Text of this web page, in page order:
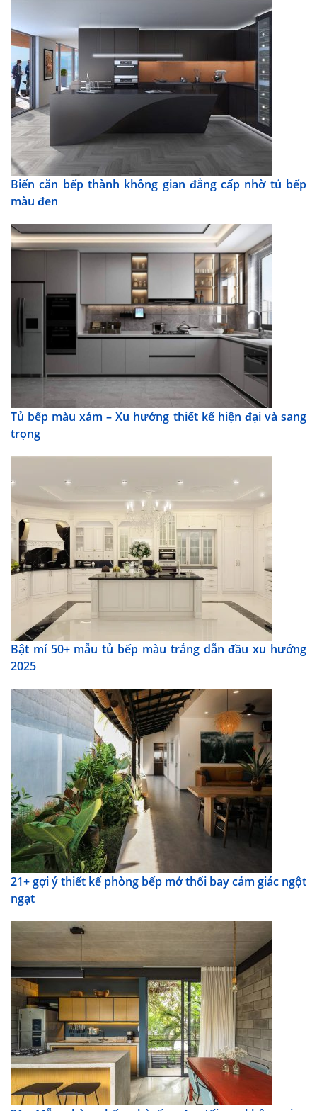
Biến căn bếp thành không gian đẳng cấp nhờ tủ bếp
màu đen
Tủ bếp màu xám – Xu hướng thiết kế hiện đại và sang
trọng
Bật mí 50+ mẫu tủ bếp màu trắng dẫn đầu xu hướng
2025
21+ gợi ý thiết kế phòng bếp mở thổi bay cảm giác ngột
ngạt